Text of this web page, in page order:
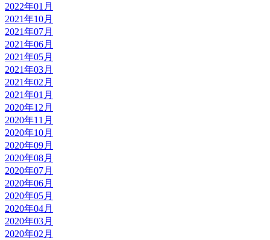
2022年01月
2021年10月
2021年07月
2021年06月
2021年05月
2021年03月
2021年02月
2021年01月
2020年12月
2020年11月
2020年10月
2020年09月
2020年08月
2020年07月
2020年06月
2020年05月
2020年04月
2020年03月
2020年02月